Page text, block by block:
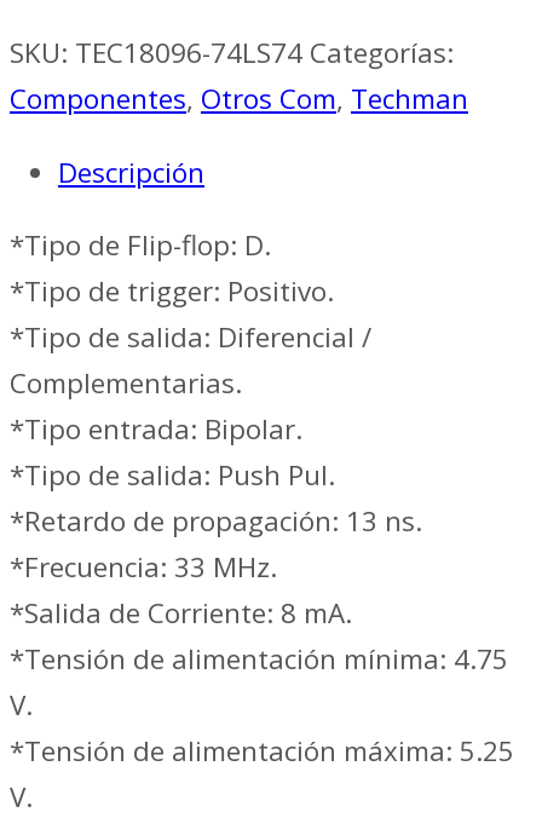
SKU: TEC18096-74LS74 Categorías:
Componentes, Otros Com, Techman
Descripción
*Tipo de Flip-flop: D.
*Tipo de trigger: Positivo.
*Tipo de salida: Diferencial /
Complementarias.
*Tipo entrada: Bipolar.
*Tipo de salida: Push Pul.
*Retardo de propagación: 13 ns.
*Frecuencia: 33 MHz.
*Salida de Corriente: 8 mA.
*Tensión de alimentación mínima: 4.75
V.
*Tensión de alimentación máxima: 5.25
V.